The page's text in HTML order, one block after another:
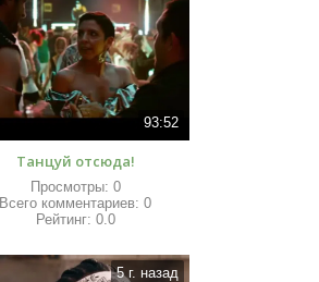
93:52
Танцуй отсюда!
Просмотры: 0
Всего комментариев: 0
Рейтинг: 0.0
5 г. назад